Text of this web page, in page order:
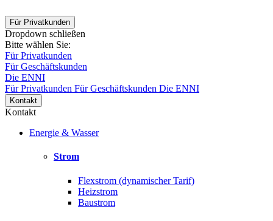
Für Privatkunden
Dropdown schließen
Bitte wählen Sie:
Für Privatkunden
Für Geschäftskunden
Die ENNI
Für Privatkunden Für Geschäftskunden Die ENNI
Kontakt
Kontakt
Energie & Wasser
Strom
Flexstrom (dynamischer Tarif)
Heizstrom
Baustrom